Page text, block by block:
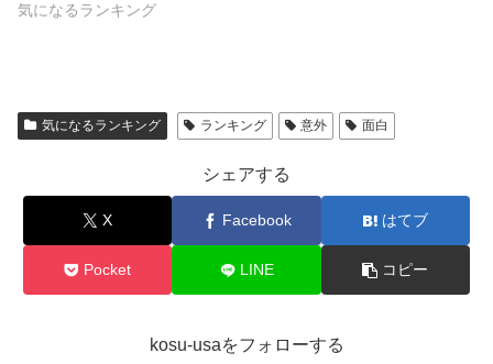
気になるランキング
気になるランキング ランキング 意外 面白
シェアする
X Facebook はてブ
Pocket LINE コピー
kosu-usaをフォローする